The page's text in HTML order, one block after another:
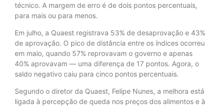
técnico. A margem de erro é de dois pontos percentuais,
para mais ou para menos.
Em julho, a Quaest registrava 53% de desaprovação e 43%
de aprovação. O pico de distância entre os índices ocorreu
em maio, quando 57% reprovavam o governo e apenas
40% aprovavam — uma diferença de 17 pontos. Agora, o
saldo negativo caiu para cinco pontos percentuais.
Segundo o diretor da Quaest, Felipe Nunes, a melhora está
ligada à percepção de queda nos preços dos alimentos e à